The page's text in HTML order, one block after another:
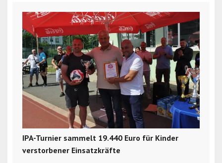
IPA-Turnier sammelt 19.440 Euro für Kinder
verstorbener Einsatzkräfte